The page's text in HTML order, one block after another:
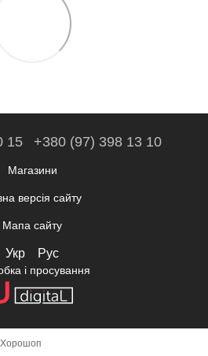
15 +380 (97) 398 13 10
Магазини
версія сайту
Мапа сайту
Укр Рус
і просування
Хорошоп